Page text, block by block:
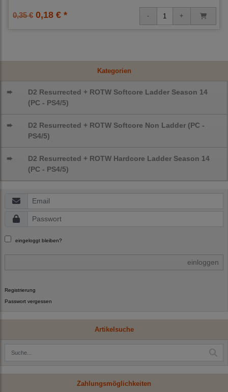
Kategorien
➨
D2 Resurrected + ROTW Softcore Ladder Season 14
(PC - PS4/5)
➨
D2 Resurrected + ROTW Softcore Non Ladder (PC -
PS4/5)
➨
D2 Resurrected + ROTW Hardcore Ladder Season 14
(PC - PS4/5)
eingeloggt bleiben?
einloggen
Registrierung
Passwort vergessen
Artikelsuche
0,35 € 0,18 € *
Zahlungsmöglichkeiten